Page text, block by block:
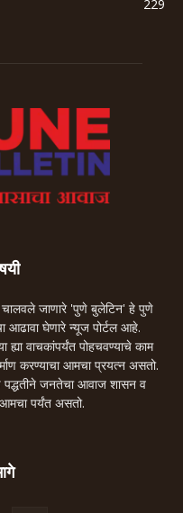
229
चालवले जाणारे 'पुणे बुलेटिन' हे पुणे
आढावा घेणारे न्यूज पोर्टल आहे.
ह्या वाचकांपर्यंत पोहचवण्याचे काम
करण्याचा आमचा प्रयत्न असतो.
पद्धतीने जनतेचा आवाज शासन व
पर्यंत असतो.